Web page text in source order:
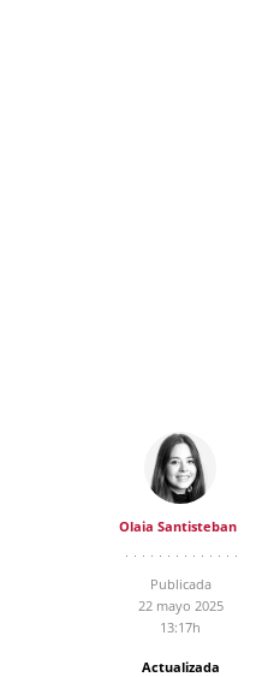
Olaia Santisteban
Publicada
22 mayo 2025
13:17h
Actualizada